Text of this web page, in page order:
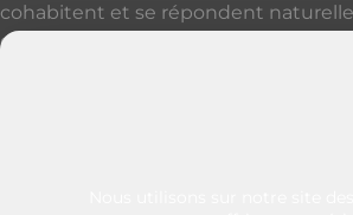
cohabitent et se répondent
qui accueille, réveille et révèle vos